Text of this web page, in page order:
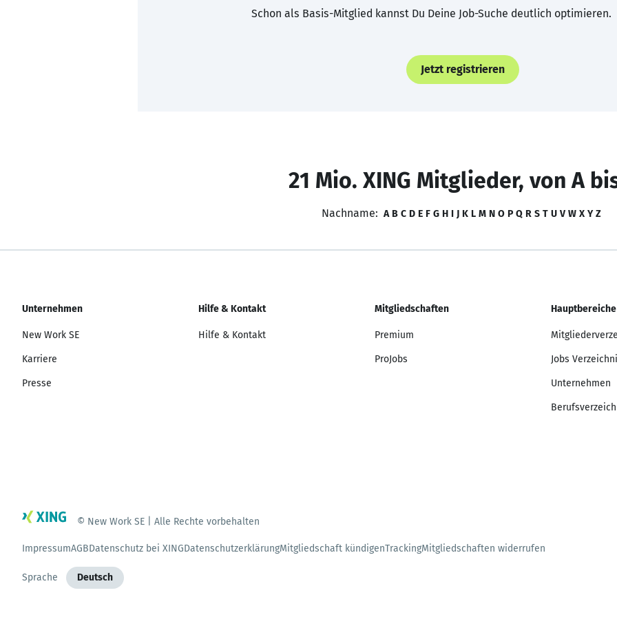
Schon als Basis-Mitglied kannst Du Deine Job-Suche deutlich optimieren.
Jetzt registrieren
21 Mio. XING Mitglieder, von A
Nachname: A B C D E F G H I J K L M N O P Q R S T U V W X Y Z
Unternehmen
New Work SE
Karriere
Presse
Hilfe & Kontakt
Hilfe & Kontakt
Mitgliedschaften
Premium
ProJobs
Hauptbereiche
Jobs
Unternehmen
© New Work SE | Alle Rechte vorbehalten
ImpressumAGBDatenschutz bei XINGDatenschutzerklärungMitgliedschaft kündigenTrackingMitgliedschaften widerrufen
Sprache Deutsch